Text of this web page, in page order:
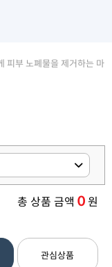
피부 노폐물을 제거하는 마
총 상품 금액 0원
관심상품